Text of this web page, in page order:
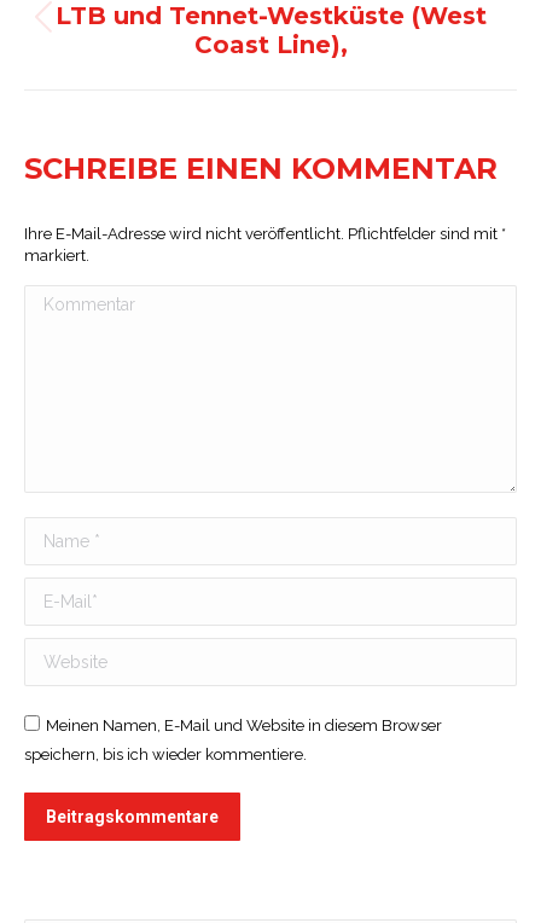
Vorheriges
Album:
LTB und Tennet-Westküste (West
Coast Line),
SCHREIBE EINEN KOMMENTAR
Ihre E-Mail-Adresse wird nicht veröffentlicht. Pflichtfelder sind mit *
markiert.
Kommentar
Name *
E-Mail *
Website
Meinen Namen, E-Mail und Website in diesem Browser
speichern, bis ich wieder kommentiere.
Beitragskommentare